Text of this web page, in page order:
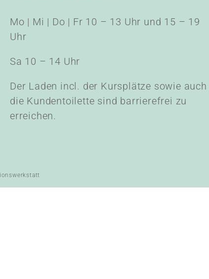
Mo | Mi | Do | Fr 10 – 13 Uhr und 15 – 19
Uhr
Sa 10 – 14 Uhr
Der Laden incl. der Kursplätze sowie auch
die Kundentoilette sind barrierefrei zu
erreichen.